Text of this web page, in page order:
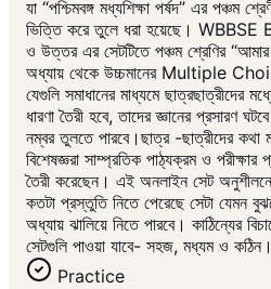
যা “পশ্চিমবঙ্গ মধ্যশিক্ষা পর্ষদ” এর পঞ্চম
ভিত্তি করে তুলে ধরা হয়েছে।
ও উত্তর এর সেটটিতে পঞ্চম শ্রেণির
অধ্যায় থেকে উচ্চমানের Multiple
যেগুলি সমাধানের মাধ্যমে ছাত্রছাত্রীদের
ধারণা তৈরী হবে, তাদের জ্ঞানের প্রসারণ
নম্বর তুলতে পারবে।ছাত্র -ছাত্রীদের কথা
বিশেষজ্ঞরা সাম্প্রতিক পাঠ্যক্রম ও
তৈরী করেছেন। এই অনলাইন সেট অনুশীলনের
কতটা প্রস্তুতি নিতে পেরেছে সেটা যেমন
অধ্যায় ঝালিয়ে নিতে পারবে। কাঠিন্যের
সেটগুলি পাওয়া যাবে- সহজ, মধ্যম ও কঠিন।
Practice